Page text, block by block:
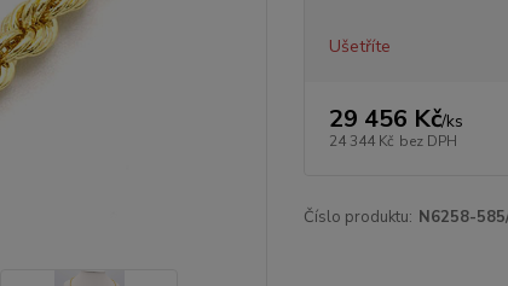
Ušetříte
29 456 Kč/ks
24 344 Kč bez DPH
Číslo produktu: N6258-